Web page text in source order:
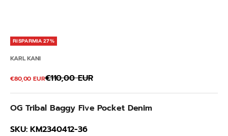
RISPARMIA 27%
KARL KANI
Prezzo scontato
€80,00 EURPrezzo
€110,00 EUR
OG Tribal Baggy Five Pocket Denim
SKU: KM2340412-36